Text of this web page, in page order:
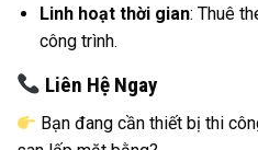
Linh hoạt thời gian: Thuê
công trình.
Liên Hệ Ngay
Bạn đang cần thiết bị thi